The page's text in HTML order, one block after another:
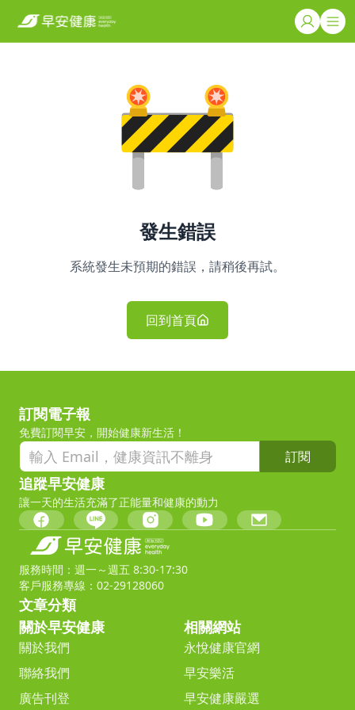
發生錯誤
系統發生未預期的錯誤，請稍後再試。
回到首頁
訂閱電子報
免費訂閱早安，開始健康新生活！
訂閱
追蹤早安健康
讓一天的生活充滿了正能量和健康的動力
服務時間：週一～週五 8:30-17:30
客戶服務專線：02-29128060
文章分類
關於早安健康
關於我們
聯絡我們
廣告刊登
相關網站
永悅健康官網
早安樂活
早安健康嚴選